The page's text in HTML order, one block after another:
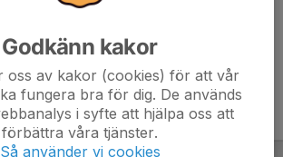
Godkänn kakor
oss av kakor (cookies) för att vår
fungera bra för dig. De används
i syfte att hjälpa oss att
förbättra våra tjänster.
Så använder vi cookies